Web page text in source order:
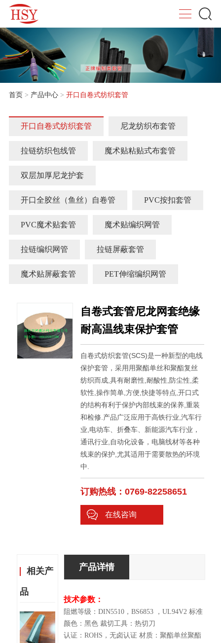
首页 > 产品中心> 开口自卷式纺织套管
开口自卷式纺织套管 尼龙纺织布套管
拉链纺织包线管 魔术贴粘贴式布套管
双层加厚尼龙护套
开口全胶丝（鱼丝）自卷管 PVC按扣套管
PVC魔术贴套管 魔术贴编织网管
拉链编织网管 拉链屏蔽套管
魔术贴屏蔽套管 PET伸缩编织网管
自卷式套管尼龙网套绝缘
耐高温线束保护套管
自卷式纺织套管(SCS)是一种新型的电线
保护套管，采用用聚酯单丝和聚酯复丝
纺织而成,具有耐磨性,耐酸性,防尘性,柔
软性,操作简单,方便,快捷等特点,开口式
的结构有利于保护内部线束的保养,重装
和检修.产品广泛应用于高铁行业,汽车行
业,电动车、折叠车、新能源汽车行业，
通讯行业,自动化设备，电脑线材等各种
线束的保护,尤其适用于需要散热的环境
中.
订购热线：0769-82258651
在线咨询
相关产
品
产品详情
技术参数：
阻燃等级：DIN5510，BS6853 ，UL94V2 标准
颜色：黑色 裁切工具：热切刀
认证：ROHS，无卤认证 材质：聚酯单丝聚酯